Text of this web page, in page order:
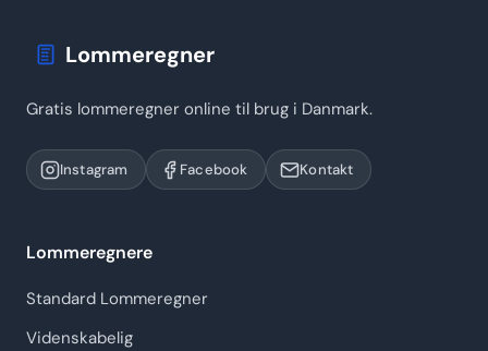
Lommeregner
Gratis lommeregner online til brug i Danmark.
Instagram Facebook Kontakt
Lommeregnere
Standard Lommeregner
Videnskabelig